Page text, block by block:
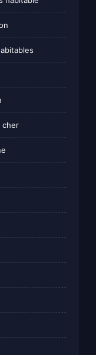
cher